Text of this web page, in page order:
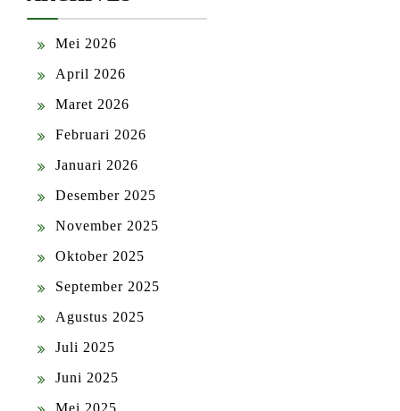
Mei 2026
April 2026
Maret 2026
Februari 2026
Januari 2026
Desember 2025
November 2025
Oktober 2025
September 2025
Agustus 2025
Juli 2025
Juni 2025
Mei 2025